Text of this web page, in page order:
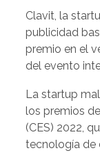
Clavit, la
publicidad
premio en el
del evento
La startup
los premios
(CES) 2022,
tecnología de